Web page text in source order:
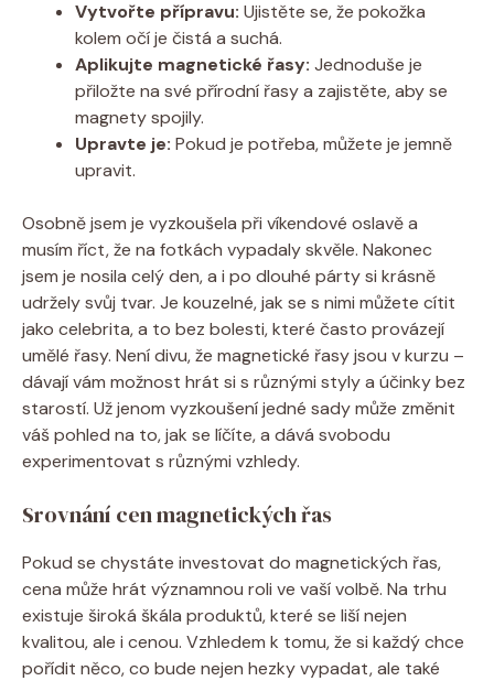
Vytvořte přípravu: Ujistěte se, že pokožka
kolem očí je čistá a suchá.
Aplikujte magnetické řasy: Jednoduše je
přiložte na své přírodní řasy a zajistěte, aby se
magnety spojily.
Upravte je: Pokud je potřeba, můžete je jemně
upravit.
Osobně jsem je vyzkoušela při víkendové oslavě a
musím říct, že na fotkách vypadaly skvěle. Nakonec
jsem je nosila celý den, a i po dlouhé párty si krásně
udržely svůj tvar. Je kouzelné, jak se s nimi můžete cítit
jako celebrita, a to bez bolesti, které často provázejí
umělé řasy. Není divu, že magnetické řasy jsou v kurzu –
dávají vám možnost hrát si s různými styly a účinky bez
starostí. Už jenom vyzkoušení jedné sady může změnit
váš pohled na to, jak se líčíte, a dává svobodu
experimentovat s různými vzhledy.
Srovnání cen magnetických řas
Pokud se chystáte investovat do magnetických řas,
cena může hrát významnou roli ve vaší volbě. Na trhu
existuje široká škála produktů, které se liší nejen
kvalitou, ale i cenou. Vzhledem k tomu, že si každý chce
pořídit něco, co bude nejen hezky vypadat, ale také